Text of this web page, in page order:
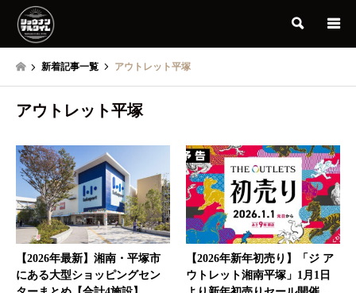
検索
新着記事一覧 アウトレット平塚
アウトレット平塚
【2026年最新】湘南・平塚市
にある大型ショッピングセン
【2026年新年初売り】「ジ ア
ウトレット湘南平塚」1月1日